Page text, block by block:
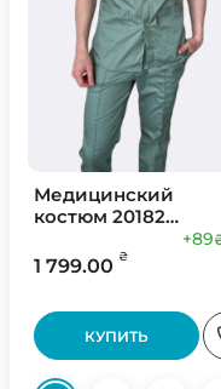
Медицинский
костюм 20182
1 799.00 ₴
+89
КУПИТЬ